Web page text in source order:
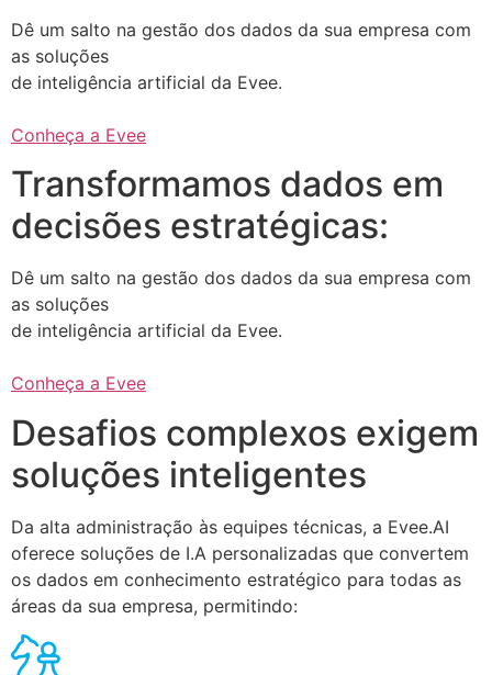
Dê um salto na gestão dos dados da sua empresa com
as soluções
de inteligência artificial da Evee.
Conheça a Evee
Transformamos dados em
decisões estratégicas:
Dê um salto na gestão dos dados da sua empresa com
as soluções
de inteligência artificial da Evee.
Conheça a Evee
Desafios complexos exigem
soluções inteligentes
Da alta administração às equipes técnicas, a Evee.AI
oferece soluções de I.A personalizadas que convertem
os dados em conhecimento estratégico para todas as
áreas da sua empresa, permitindo: